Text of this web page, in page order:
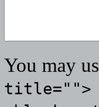
You may
title="">